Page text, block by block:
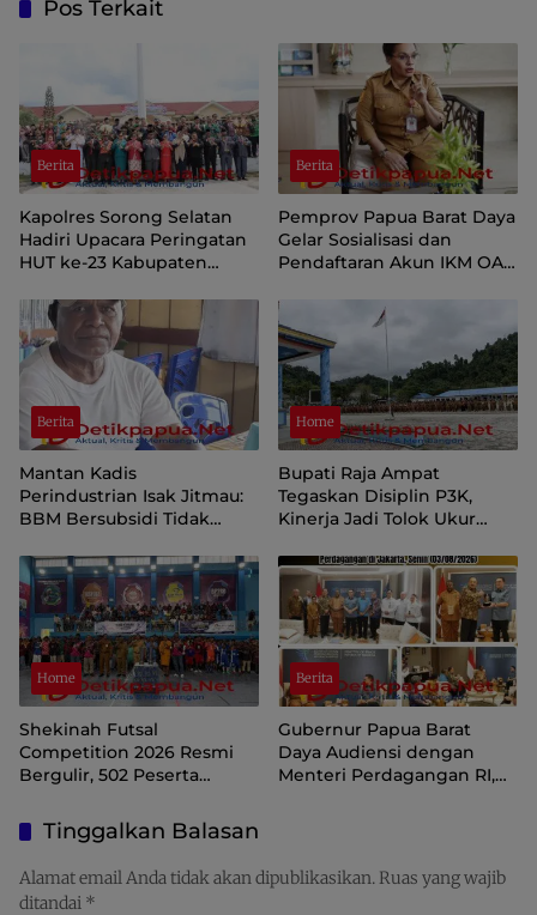
Pos Terkait
Berita
Kapolres Sorong Selatan
Hadiri Upacara Peringatan
HUT ke-23 Kabupaten
Berita
Pemprov Papua Barat Daya
Gelar Sosialisasi dan
Pendaftaran Akun IKM OAP
Berita
Mantan Kadis
Perindustrian Isak Jitmau:
BBM Bersubsidi Tidak
Distribusi Perlu Diperkuat
Home
Bupati Raja Ampat
Tegaskan Disiplin P3K,
Kinerja Jadi Tolok Ukur
Home
Shekinah Futsal
Competition 2026 Resmi
Bergulir, 502 Peserta
Pembinaan Generasi Muda
Raja Ampat
Berita
Gubernur Papua Barat
Daya Audiensi dengan
Menteri Perdagangan RI,
Indonesia
Tinggalkan Balasan
Alamat email Anda tidak akan dipublikasikan. Ruas yang wajib
ditandai *